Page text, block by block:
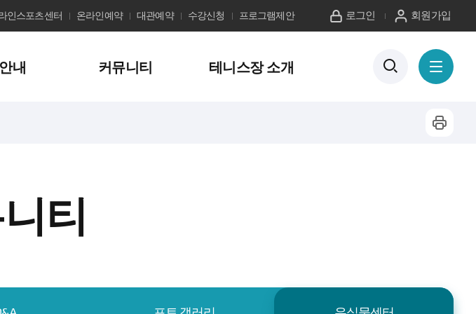
인스포츠센터 온라인예약 대관예약 수강신청 프로그램제안 로그인 회원가입
내 커뮤니티 테니스장 소개
전
체
뉴
보
프
티